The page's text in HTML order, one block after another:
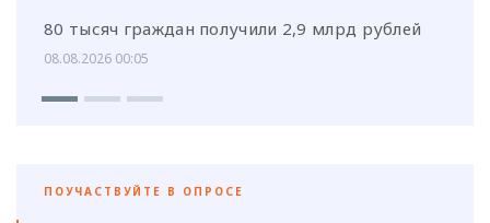
80 тысяч граждан получили 2,9 млрд рублей
08.08.2026 00:05
ПОУЧАСТВУЙТЕ В ОПРОСЕ